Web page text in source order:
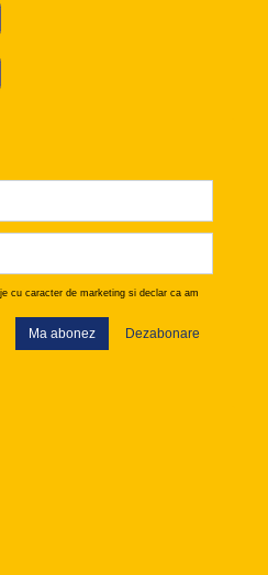
cu caracter de marketing si declar ca am
Ma abonez Dezabonare